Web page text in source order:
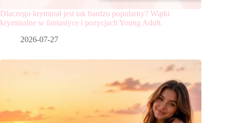
Dlaczego kryminał jest tak bardzo popularny? Wątki
kryminalne w fantastyce i pozycjach Young Adult.
2026-07-27